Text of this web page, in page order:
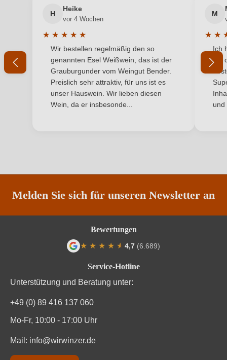
Cembrani Doc Società Consortile a R.L. (Zanotelli),
Inhalt 0,75 L
Jahrgang 2021
Italien
Region
Traubenfarbe Rot
Ihre E-Mail-Adresse
Ihr Passwort
Ich habe mein Passwort vergessen
H
Heike
vor 4 Wochen
★ ★ ★ ★ ★
Durchschnittliche Bewertung von 5 von 5 Sternen
Wir bestellen regelmäßig den so
genannten Esel Weißwein, das ist der
Grauburgunder vom Weingut Bender.
Preislich sehr attraktiv, für uns ist es
unser Hauswein. Wir lieben diesen
Wein, da er insbesonde...
M
★ ★
Ich
mit
und
Melden Sie sich für unseren Newsletter an
Service-Hotline
Unterstützung und Beratung unter:
+49 (0) 89 416 137 060
Mo-Fr, 10:00 - 17:00 Uhr
Mail: info@wirwinzer.de
Bewertungen
★ ★ ★ ★ ★
★ 4,7 (6.689)